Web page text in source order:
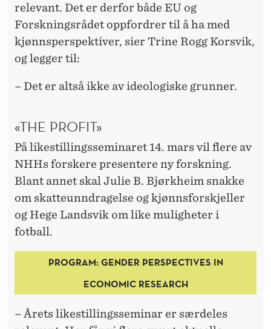
relevant. Det er derfor både EU og
Forskningsrådet oppfordrer til å ha med
kjønnsperspektiver, sier Trine Rogg Korsvik,
og legger til:
– Det er altså ikke av ideologiske grunner.
«THE PROFIT»
På likestillingsseminaret 14. mars vil flere av
NHHs forskere presentere ny forskning.
Blant annet skal Julie B. Bjørkheim snakke
om skatteunndragelse og kjønnsforskjeller
og Hege Landsvik om like muligheter i
fotball.
PROGRAM: GENDER PERSPECTIVES IN
ECONOMIC RESEARCH
– Årets likestillingsseminar er særdeles